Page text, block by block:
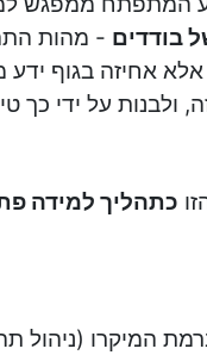
בודדים - מהות
אחיזה בגוף
על ידי כך
כתהליך למידה
המיקרו (ניהול